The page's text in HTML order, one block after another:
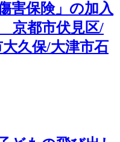
害保険」の加入
京都市伏見区/
久保/大津市石